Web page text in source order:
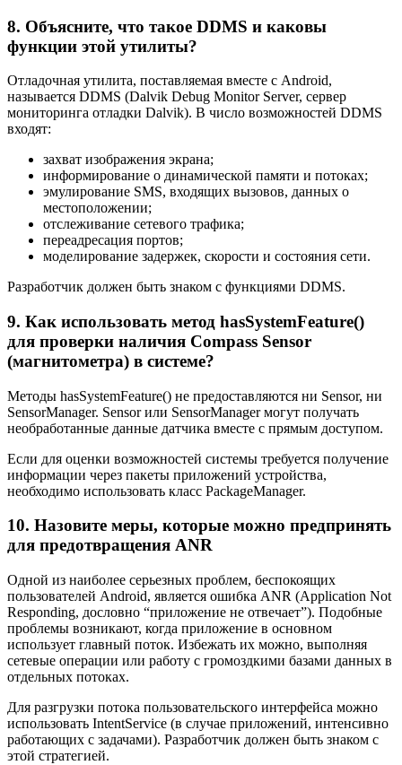
8. Объясните, что такое DDMS и каковы
функции этой утилиты?
Отладочная утилита, поставляемая вместе с Android,
называется DDMS (Dalvik Debug Monitor Server, сервер
мониторинга отладки Dalvik). В число возможностей DDMS
входят:
захват изображения экрана;
информирование о динамической памяти и потоках;
эмулирование SMS, входящих вызовов, данных о
местоположении;
отслеживание сетевого трафика;
переадресация портов;
моделирование задержек, скорости и состояния сети.
Разработчик должен быть знаком с функциями DDMS.
9. Как использовать метод hasSystemFeature()
для проверки наличия Compass Sensor
(магнитометра) в системе?
Методы hasSystemFeature() не предоставляются ни Sensor, ни
SensorManager. Sensor или SensorManager могут получать
необработанные данные датчика вместе с прямым доступом.
Если для оценки возможностей системы требуется получение
информации через пакеты приложений устройства,
необходимо использовать класс PackageManager.
10. Назовите меры, которые можно предпринять
для предотвращения ANR
Одной из наиболее серьезных проблем, беспокоящих
пользователей Android, является ошибка ANR (Application Not
Responding, дословно “приложение не отвечает”). Подобные
проблемы возникают, когда приложение в основном
использует главный поток. Избежать их можно, выполняя
сетевые операции или работу с громоздкими базами данных в
отдельных потоках.
Для разгрузки потока пользовательского интерфейса можно
использовать IntentService (в случае приложений, интенсивно
работающих с задачами). Разработчик должен быть знаком с
этой стратегией.